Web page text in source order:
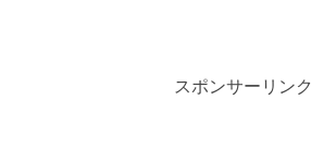
スポンサーリンク